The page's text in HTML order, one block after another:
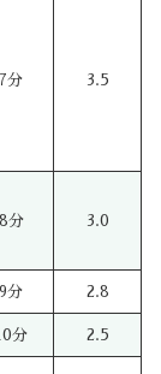
7分 3.5
8分 3.0
9分 2.8
分 2.5